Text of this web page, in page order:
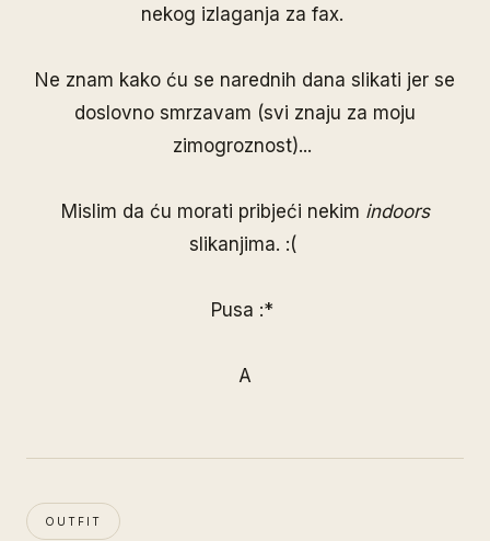
nekog izlaganja za fax.
Ne znam kako ću se narednih dana slikati jer se
doslovno smrzavam (svi znaju za moju
zimogroznost)...
Mislim da ću morati pribjeći nekim indoors
slikanjima. :(
Pusa :*
A
OUTFIT